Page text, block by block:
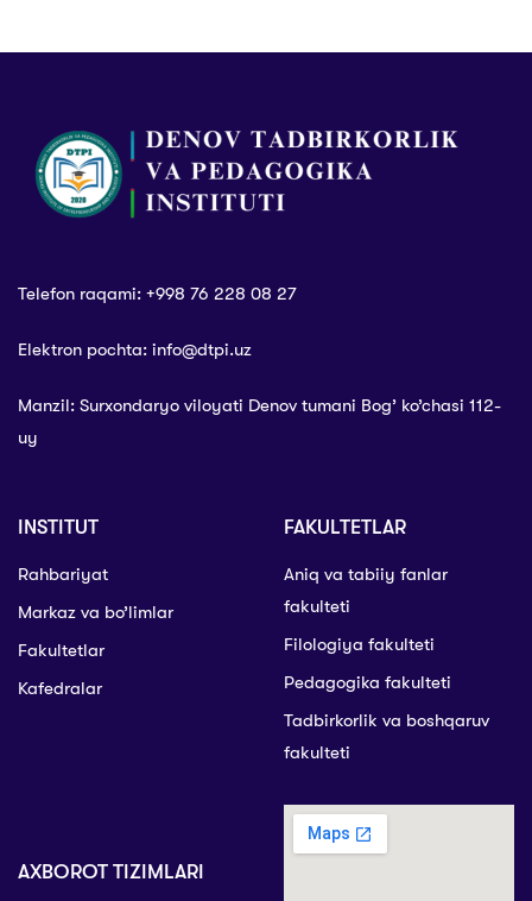
intellektual o‘yini
bo‘yicha “Rektor
kubogi”ning kuzgi
mavsumiga start
Telefon raqami: +998 76 228 08 27
Elektron pochta: info@dtpi.uz
Manzil: Surxondaryo viloyati Denov tumani Bog’ ko’chasi 112-
uy
INSTITUT
Rahbariyat
Markaz va bo’limlar
Fakultetlar
Kafedralar
FAKULTETLAR
Aniq va tabiiy fanlar
fakulteti
Filologiya fakulteti
Pedagogika fakulteti
Tadbirkorlik va boshqaruv
fakulteti
AXBOROT TIZIMLARI